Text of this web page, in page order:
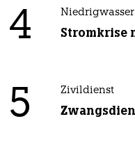
4 Stromkrise
5 Zivildienst